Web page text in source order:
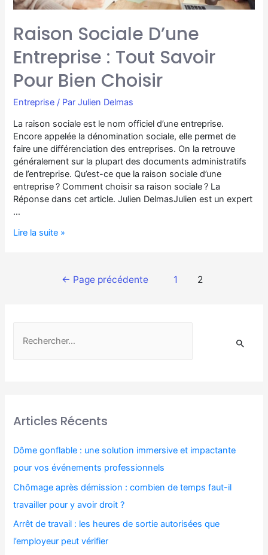
Raison Sociale D’une
Entreprise : Tout Savoir
Pour Bien Choisir
Entreprise / ParJulien Delmas
La raison sociale est le nom officiel d’une entreprise.
Encore appelée la dénomination sociale, elle permet de
faire une différenciation des entreprises. On la retrouve
généralement sur la plupart des documents administratifs
de l’entreprise. Qu’est-ce que la raison sociale d’une
entreprise ? Comment choisir sa raison sociale ? La
Réponse dans cet article. Julien DelmasJulien est un expert
…
Lire la suite »
← Page précédente 1 2
Articles Récents
Dôme gonflable : une solution immersive et impactante
pour vos événements professionnels
Chômage après démission : combien de temps faut-il
travailler pour y avoir droit ?
Arrêt de travail : les heures de sortie autorisées que
l’employeur peut vérifier